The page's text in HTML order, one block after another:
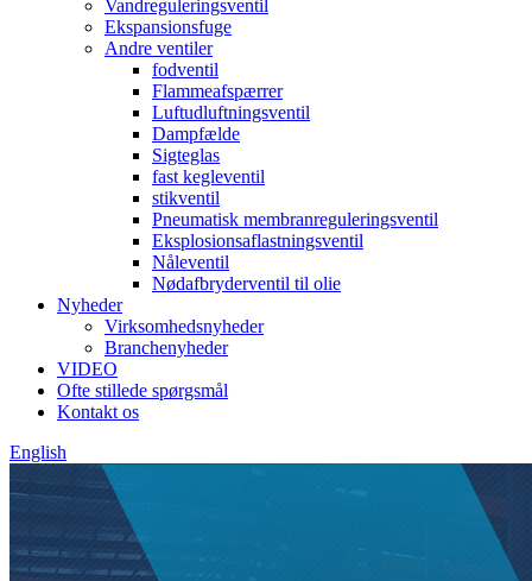
Vandreguleringsventil
Ekspansionsfuge
Andre ventiler
fodventil
Flammeafspærrer
Luftudluftningsventil
Dampfælde
Sigteglas
fast kegleventil
stikventil
Pneumatisk membranreguleringsventil
Eksplosionsaflastningsventil
Nåleventil
Nødafbryderventil til olie
Nyheder
Virksomhedsnyheder
Branchenyheder
VIDEO
Ofte stillede spørgsmål
Kontakt os
English